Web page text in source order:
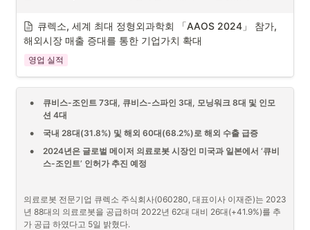
‘큐비스-스파인’은 국내 MFDS, 유럽 CE 및 미국 FDA로부터 인허가를 모
두 획득하였다. 국내에서는 연세의료원 신경외과 및 한국 수술로봇교육
훈련세터(KSRTC)를 비롯하여 양산 부산대병원, 원주 성지병원에 설치
되었으며 미국에서는 척추용 임플란트 기업인 이지스 스파인(AEGIS
[사진 1] 척추수술로봇 ‘큐비스-스파인(CUVIS-Spine) 시스템’
•
자료 : 큐렉소
큐렉소 관계자는 “의료로봇이 국내에서는 식약처로부터 인허가를 획득
하더라도 혁신의료기술 및 신의료기술에 선정되기 전까지 수가를 받지
시장 접근이 가능할 것으로 예상되므로 그 기간 동안의 검증절차에 최선
을 다하고 정식 등재할 수 있도록 추진할 계획이다.”라고 밝혔다. <끝>
[사진 1] 「AAOS 2024」 TSI 부스에 설치된 ‘큐비스-조인트(미국 제품
명 : TMAX)’
큐렉소, 세계 최대 정형외과학회 「AAOS 2024」 참가,
해외시장 매출 증대를 통한 기업가치 확대
영업 실적
•
큐비스-조인트 73대, 큐비스-스파인 3대, 모닝워크 8대 및 인모
션 4대
• 국내 28대(31.8%) 및 해외 60대(68.2%)로 해외 수출 급증
•
2024년은 글로벌 메이저 의료로봇 시장인 미국과 일본에서 ‘큐비
스-조인트’ 인허가 추진 예정
의료로봇 전문기업 큐렉소 주식회사(060280, 대표이사 이재준)는 2023
년 88대의 의료로봇을 공급하며 2022년 62대 대비 26대(+41.9%)를 추
가 공급 하였다고 5일 밝혔다.